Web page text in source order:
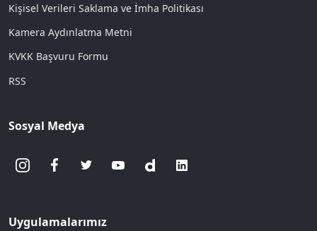
Kişisel Verileri Saklama ve İmha Politikası
Kamera Aydınlatma Metni
KVKK Başvuru Formu
RSS
Sosyal Medya
Uygulamalarımız